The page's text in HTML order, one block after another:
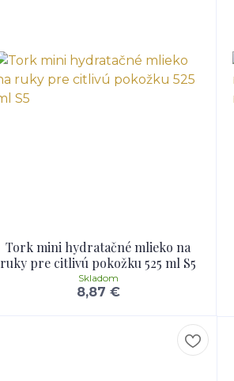
Tork mini hydratačné mlieko na
ruky pre citlivú pokožku 525 ml S5
8,87 €
Skladom